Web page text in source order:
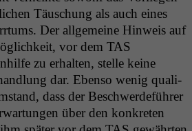
Täuschung als auch eines
Der all­ge­meine Hin­weis auf
vor dem TAS
zu erhal­ten, stelle keine
dar. Eben­so wenig qual­i­
dass der Beschw­erde­führer
über den konkreten